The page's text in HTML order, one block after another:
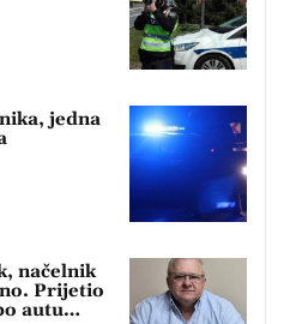
jedna
načelnik
Prijetio
autu…